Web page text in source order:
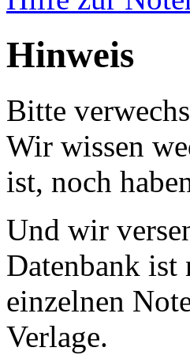
Hinweis
Bitte
Wir wissen
ist, noch
Und wir
Datenbank ist
einzelnen
Verlage.